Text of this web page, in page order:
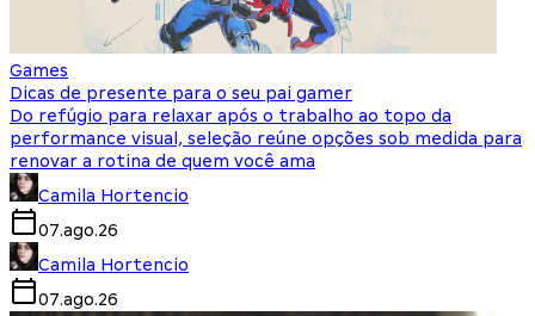
Games
Dicas de presente para o seu pai gamer
Do refúgio para relaxar após o trabalho ao topo da
performance visual, seleção reúne opções sob medida para
renovar a rotina de quem você ama
Camila Hortencio
07.ago.26
Camila Hortencio
07.ago.26